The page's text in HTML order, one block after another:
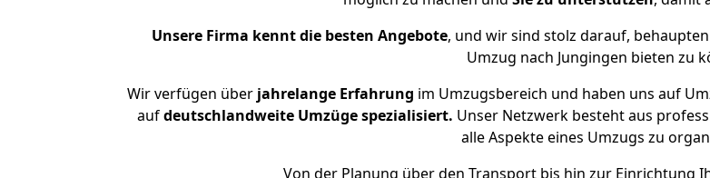
Unsere Firma kennt die besten Angebote, und wir sind stolz darauf,
Umzug nach Jungingen bieten zu
Wir verfügen über jahrelange Erfahrung im Umzugsbereich und haben uns auf
aufdeutschlandweite Umzüge spezialisiert. Unser Netzwerk besteht aus
alle Aspekte eines Umzugs zu
Von der Planung über den Transport bis hin zur Einrichtung